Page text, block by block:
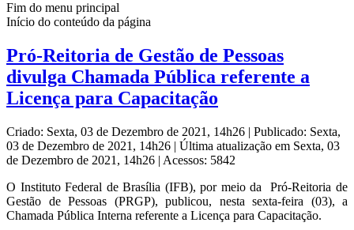
Fim do menu principal
Início do conteúdo da página
Pró-Reitoria de Gestão de Pessoas
divulga Chamada Pública referente a
Licença para Capacitação
Criado: Sexta, 03 de Dezembro de 2021, 14h26 | Publicado: Sexta,
03 de Dezembro de 2021, 14h26 | Última atualização em Sexta, 03
de Dezembro de 2021, 14h26 | Acessos: 5842
O Instituto Federal de Brasília (IFB), por meio da Pró-Reitoria de
Gestão de Pessoas (PRGP), publicou, nesta sexta-feira (03), a
Chamada Pública Interna referente a Licença para Capacitação.